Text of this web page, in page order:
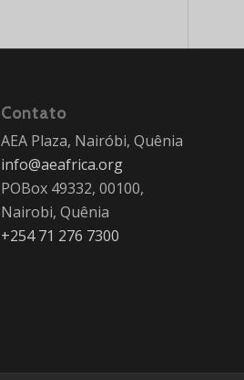
Contato
AEA Plaza, Nairóbi, Quênia
info@aeafrica.org
POBox 49332, 00100,
Nairobi, Quênia
+254 71 276 7300